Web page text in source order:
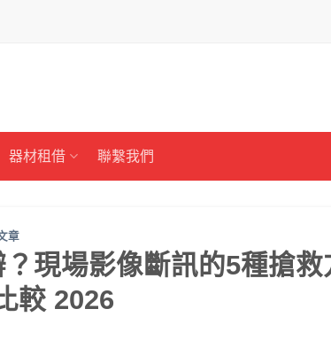
器材租借 聯繫我們
章
現場影像斷訊的5種搶救
較 2026